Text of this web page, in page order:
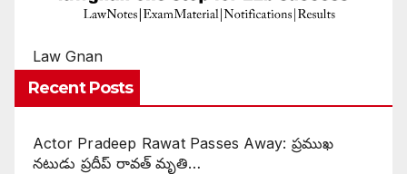
Law Gnan
Recent Posts
Actor Pradeep Rawat Passes Away: ప్రముఖ
నటుడు ప్రదీప్ రావత్ మృతి…